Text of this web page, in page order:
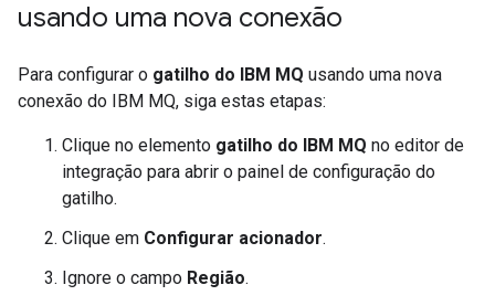
usando uma nova conexão
Para configurar o gatilho do IBM MQ usando uma nova
conexão do IBM MQ, siga estas etapas:
Clique no elemento gatilho do IBM MQ no editor de
integração para abrir o painel de configuração do
gatilho.
Clique em Configurar acionador.
Ignore o campo Região.